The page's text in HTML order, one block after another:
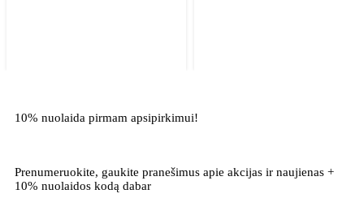
10% nuolaida pirmam apsipirkimui!
Prenumeruokite, gaukite pranešimus apie akcijas ir naujienas +
10% nuolaidos kodą dabar